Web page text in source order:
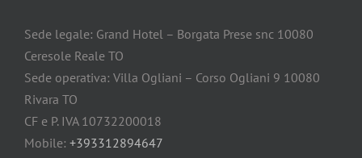
Sede legale: Grand Hotel – Borgata Prese snc 10080
Ceresole Reale TO
Sede operativa: Villa Ogliani – Corso Ogliani 9 10080
Rivara TO
CF e P. IVA 10732200018
Mobile: +393312894647